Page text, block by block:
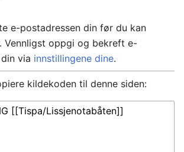
e-postadressen din før du kan
Vennligst oppgi og bekreft e-
via innstillingene dine.
kildekoden til denne siden: